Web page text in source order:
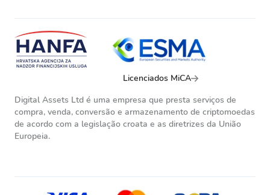
Licenciados MiCA
Digital Assets Ltd é uma empresa que presta serviços de
compra, venda, conversão e armazenamento de criptomoedas
de acordo com a legislação croata e as diretrizes da União
Europeia.